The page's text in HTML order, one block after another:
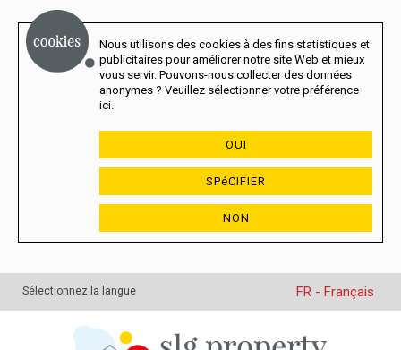
Nous utilisons des cookies à des fins statistiques et
publicitaires pour améliorer notre site Web et mieux
vous servir. Pouvons-nous collecter des données
anonymes ? Veuillez sélectionner votre préférence
ici.
OUI
SPéCIFIER
NON
Sélectionnez la langue FR - Français